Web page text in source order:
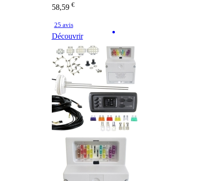
58,59 €
25 avis
Découvrir